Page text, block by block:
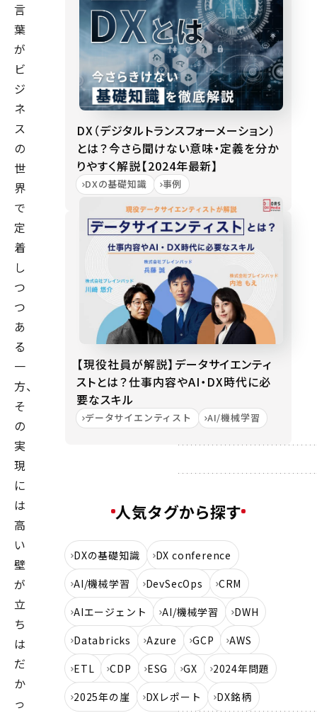
言
葉
が
ビ
ジ
ネ
ス
の
世
界
で
定
着
し
つ
つ
あ
る
一
方、
そ
の
実
現
に
は
高
い
壁
が
立
ち
は
だ
か
っ
DX（デジタルトランスフォーメーション）
とは？今さら聞けない意味・定義を分か
りやすく解説【2024年最新】
DXの基礎知識 事例
【現役社員が解説】データサイエンティ
ストとは？仕事内容やAI・DX時代に必
要なスキル
データサイエンティスト AI/機械学習
人気タグから探す
DXの基礎知識
DX conference
AI/機械学習
DevSecOps
CRM
AIエージェント
AI/機械学習
DWH
Databricks
Azure GCP
AWS
ETL
CDP ESG GX
2024年問題
2025年の崖
DXレポート DX銘柄